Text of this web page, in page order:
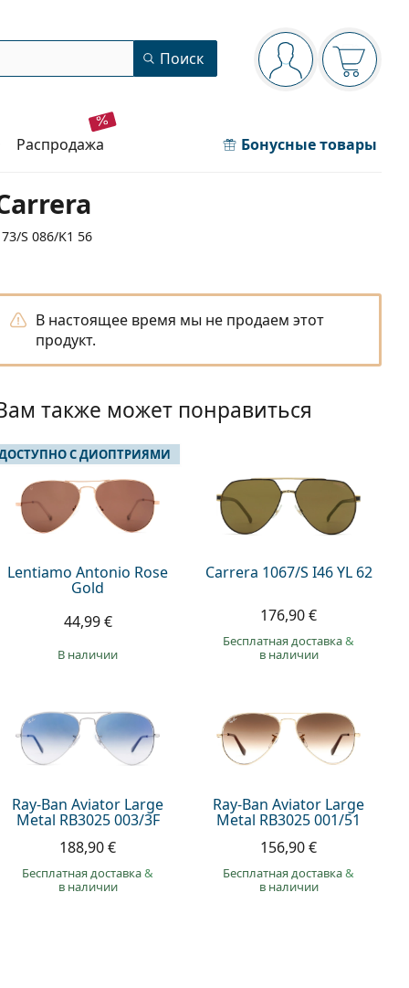
Панель навигации
Вы вошли вВаша
Поиск
распродажа Бонусные товары
S 086/K1 56
В настоящее время мы не продаем этот
продукт.
также может понравиться
Lentiamo Antonio Rose
Gold
ДОСТУПНО С ДИОПТРИЯМИ
44,99 €
в наличии
Carrera 1067/S I46 YL 62
176,90 €
Бесплатная доставка&
в наличии
Ray-Ban Aviator Large
Metal RB3025 003/3F
188,90 €
Бесплатная доставка&
в наличии
Ray-Ban Aviator Large
Metal RB3025 001/51
156,90 €
Бесплатная доставка&
в наличии